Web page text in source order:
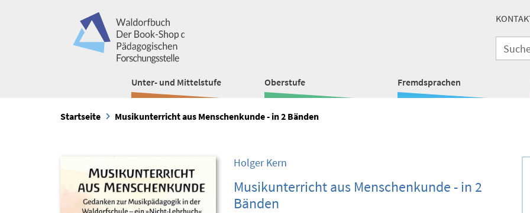
Unter- und Mittelstufe Oberstufe Fremdsprachen
Startseite Musikunterricht aus Menschenkunde - in 2 Bänden
Holger Kern
Musikunterricht aus Menschenkunde - in 2
Bänden